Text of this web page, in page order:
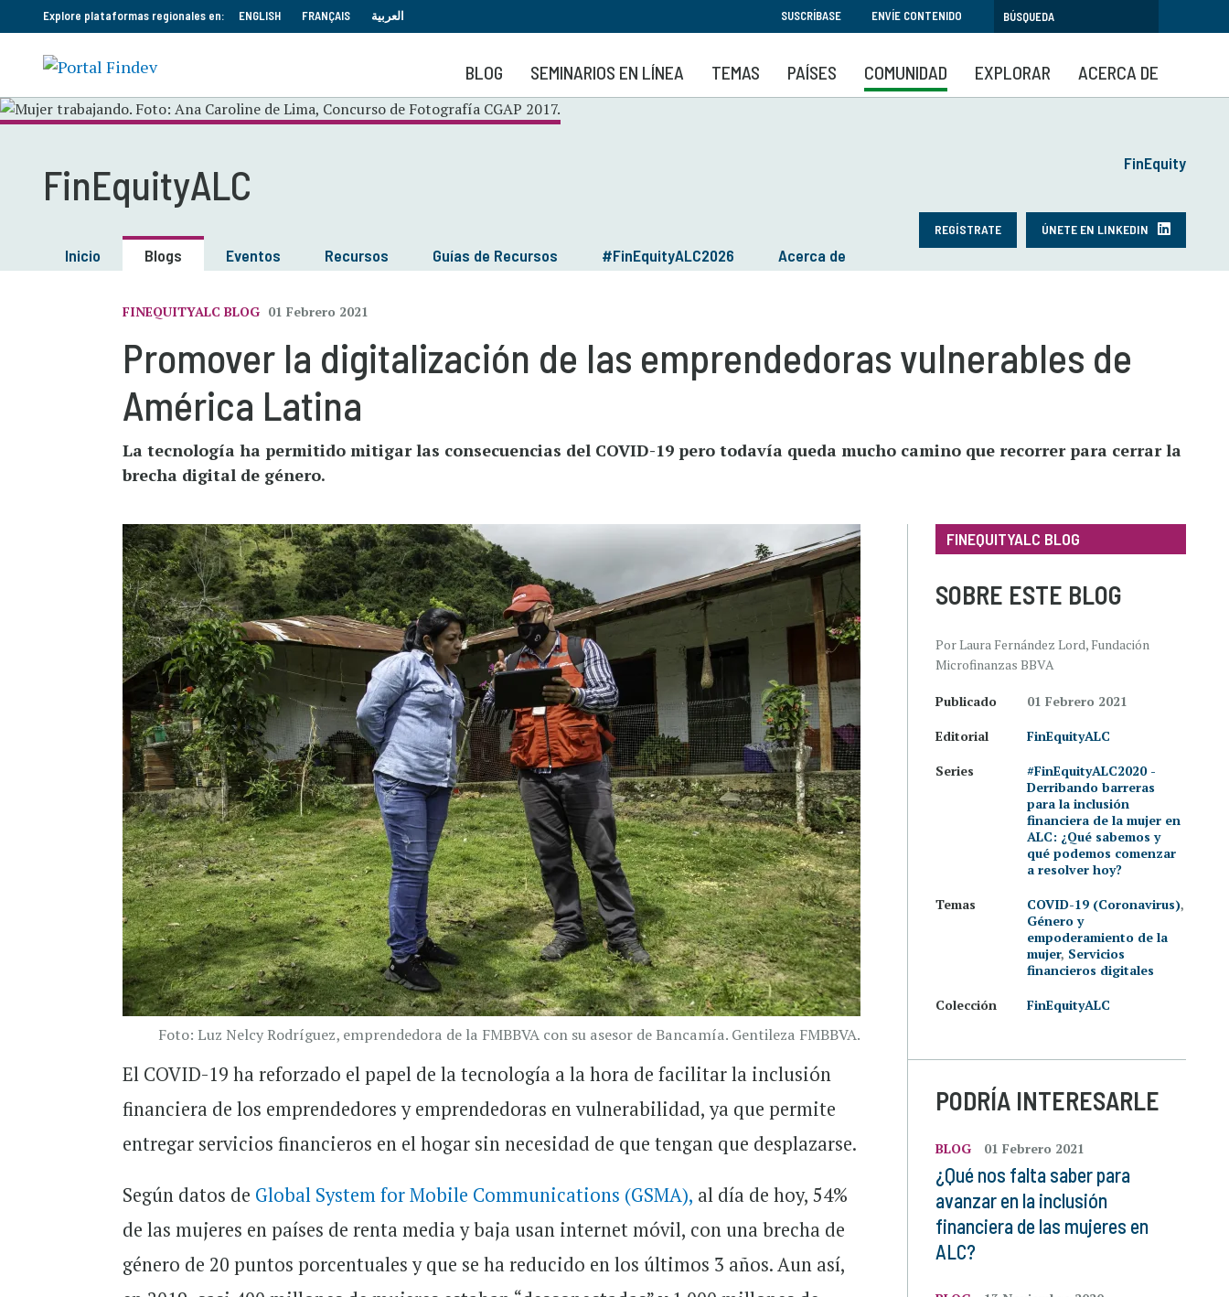
al
contenido
principal
Explore plataformas regionales en: ENGLISH FRANÇAIS العربية SUSCRÍBASE ENVÍE CONTENIDO
BLOG SEMINARIOS EN LÍNEA TEMAS PAÍSES COMUNIDAD EXPLORAR ACERCA DE
FinEquityALC FinEquity
REGÍSTRATE ÚNETE EN LINKEDIN
Inicio Blogs Eventos Recursos Guías de Recursos #FinEquityALC2026 Acerca de
FINEQUITYALC BLOG 01 Febrero 2021
Promover la digitalización de las emprendedoras vulnerables de
América Latina
La tecnología ha permitido mitigar las consecuencias del COVID-19 pero todavía queda mucho camino que recorrer para cerrar la
brecha digital de género.
Foto: Luz Nelcy Rodríguez, emprendedora de la FMBBVA con su asesor de Bancamía. Gentileza FMBBVA.
El COVID-19 ha reforzado el papel de la tecnología a la hora de facilitar la inclusión
financiera de los emprendedores y emprendedoras en vulnerabilidad, ya que permite
entregar servicios financieros en el hogar sin necesidad de que tengan que desplazarse.
Según datos de Global System for Mobile Communications (GSMA), al día de hoy, 54%
de las mujeres en países de renta media y baja usan internet móvil, con una brecha de
género de 20 puntos porcentuales y que se ha reducido en los últimos 3 años. Aun así,
FINEQUITYALC BLOG
SOBRE ESTE BLOG
Por Laura Fernández Lord, Fundación
Microfinanzas BBVA
Publicado
01 Febrero 2021
Editorial
FinEquityALC
Series
#FinEquityALC2020 -
Derribando barreras
para la inclusión
financiera de la mujer en
ALC: ¿Qué sabemos y
qué podemos comenzar
a resolver hoy?
Temas
COVID-19 (Coronavirus),
Género y
empoderamiento de la
mujer, Servicios
financieros digitales
Colección
FinEquityALC
PODRÍA INTERESARLE
BLOG 01 Febrero 2021
¿Qué nos falta saber para
avanzar en la inclusión
financiera de las mujeres en
ALC?